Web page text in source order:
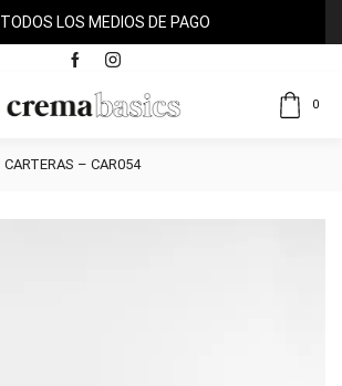
TODOS LOS MEDIOS DE PAGO
0
CARTERAS – CAR054